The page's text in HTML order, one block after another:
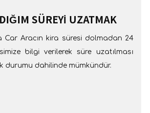
SÜREYİ UZATMAK
İSTİYORUM
Car Aracın kira süresi dolmadan 24
bilgi verilerek süre uzatılması
durumu dahilinde mümkündür.